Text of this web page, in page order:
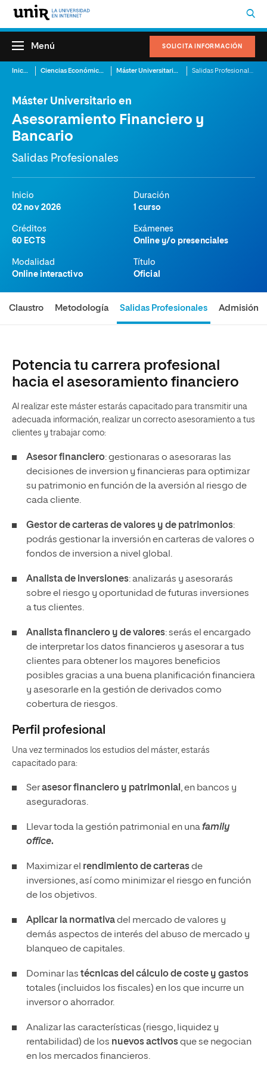
SOLICITA INFORMACIÓN
Menú
Inicio Ciencias Económicas Máster Universitario en Asesoramiento Financiero y Bancario
Máster Universitario en
Asesoramiento Financiero y
Bancario
Salidas Profesionales
Inicio
02 nov 2026
Duración
1 curso
Créditos
60 ECTS
Exámenes
Online y/o presenciales
Modalidad
Online interactivo
Título
Oficial
Claustro Metodología Salidas Profesionales Admisión
Potencia tu carrera profesional
hacia el asesoramiento financiero
Al realizar este máster estarás capacitado para transmitir una
adecuada información, realizar un correcto asesoramiento a tus
clientes y trabajar como:
Asesor financiero: gestionaras o asesoraras las
decisiones de inversion y financieras para optimizar
su patrimonio en función de la aversión al riesgo de
cada cliente.
Gestor de carteras de valores y de patrimonios:
podrás gestionar la inversión en carteras de valores o
fondos de inversion a nivel global.
Analista de inversiones: analizarás y asesorarás
sobre el riesgo y oportunidad de futuras inversiones
a tus clientes.
Analista financiero y de valores: serás el encargado
de interpretar los datos financieros y asesorar a tus
clientes para obtener los mayores beneficios
posibles gracias a una buena planificación financiera
y asesorarle en la gestión de derivados como
cobertura de riesgos.
Perfil profesional
Una vez terminados los estudios del máster, estarás
capacitado para:
Serasesor financiero y patrimonial , en bancos y
aseguradoras.
Llevar toda la gestión patrimonial en unafamily
office.
Maximizar el rendimiento de carterasde
inversiones, así como minimizar el riesgo en función
de los objetivos.
Aplicar la normativadel mercado de valores y
demás aspectos de interés del abuso de mercado y
blanqueo de capitales.
Dominar las técnicas del cálculo de coste y gastos
totales (incluidos los fiscales) en los que incurre un
inversor o ahorrador.
Analizar las características (riesgo, liquidez y
rentabilidad) de los nuevos activosque se negocian
en los mercados financieros.